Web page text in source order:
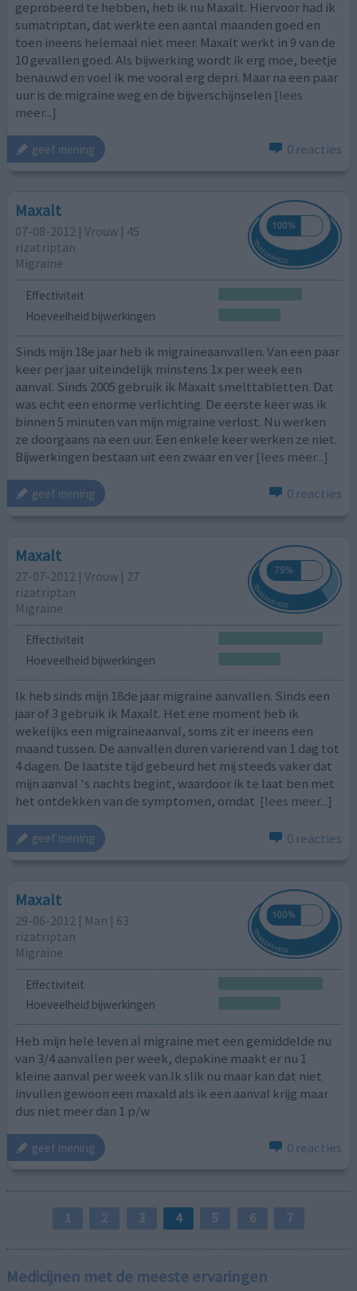
geprobeerd te hebben, heb ik nu Maxalt. Hiervoor had ik
sumatriptan, dat werkte een aantal maanden goed en
toen ineens helemaal niet meer. Maxalt werkt in 9 van de
10 gevallen goed. Als bijwerking wordt ik erg moe, beetje
benauwd en voel ik me vooral erg depri. Maar na een paar
uur is de migraine weg en de bijverschijnselen [lees
meer...]
geef mening 0 reacties
Maxalt
07-08-2012 | Vrouw | 45
rizatriptan
Migraine
Effectiviteit
Hoeveelheid bijwerkingen
Sinds mijn 18e jaar heb ik migraineaanvallen. Van een paar
keer per jaar uiteindelijk minstens 1x per week een
aanval. Sinds 2005 gebruik ik Maxalt smelttabletten. Dat
was echt een enorme verlichting. De eerste keer was ik
binnen 5 minuten van mijn migraine verlost. Nu werken
ze doorgaans na een uur. Een enkele keer werken ze niet.
Bijwerkingen bestaan uit een zwaar en ver [lees meer...]
geef mening 0 reacties
Maxalt
27-07-2012 | Vrouw | 27
rizatriptan
Migraine
Effectiviteit
Hoeveelheid bijwerkingen
Ik heb sinds mijn 18de jaar migraine aanvallen. Sinds een
jaar of 3 gebruik ik Maxalt. Het ene moment heb ik
wekelijks een migraineaanval, soms zit er ineens een
maand tussen. De aanvallen duren varierend van 1 dag tot
4 dagen. De laatste tijd gebeurd het mij steeds vaker dat
mijn aanval 's nachts begint, waardoor ik te laat ben met
het ontdekken van de symptomen, omdat [lees meer...]
geef mening 0 reacties
Maxalt
29-06-2012 | Man | 63
rizatriptan
Migraine
Effectiviteit
Hoeveelheid bijwerkingen
Heb mijn hele leven al migraine met een gemiddelde nu
van 3/4 aanvallen per week, depakine maakt er nu 1
kleine aanval per week van.Ik slik nu maar kan dat niet
invullen gewoon een maxald als ik een aanval krijg maar
dus niet meer dan 1 p/w
geef mening 0 reacties
1 2 3 4 5 6 7
Medicijnen met de meeste ervaringen